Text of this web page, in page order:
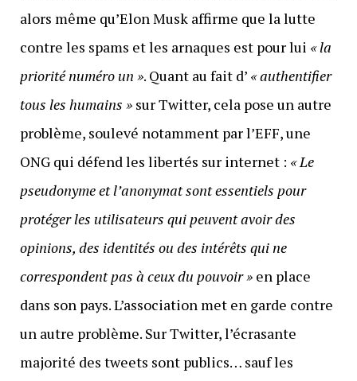
alors même qu’Elon Musk affirme que la lutte
contre les spams et les arnaques est pour lui « la
priorité numéro un ». Quant au fait d’ « authentifier
tous les humains »sur Twitter, cela pose un autre
problème, soulevé notamment par l’EFF, une
ONG qui défend les libertés sur internet : « Le
pseudonyme et l’anonymat sont essentiels pour
protéger les utilisateurs qui peuvent avoir des
opinions, des identités ou des intérêts qui ne
correspondent pas à ceux du pouvoir »en place
dans son pays. L’association met en garde contre
un autre problème. Sur Twitter, l’écrasante
majorité des tweets sont publics… sauf les